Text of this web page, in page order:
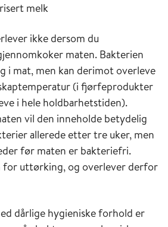
melk
ikke dersom du
maten. Bakterien
i mat, men kan derimot overleve
(i fjørfeprodukter
i hele holdbarhetstiden).
vil den inneholde betydelig
allerede etter tre uker, men
før maten er bakteriefri.
for uttørking, og overlever derfor
dårlige hygieniske forhold er